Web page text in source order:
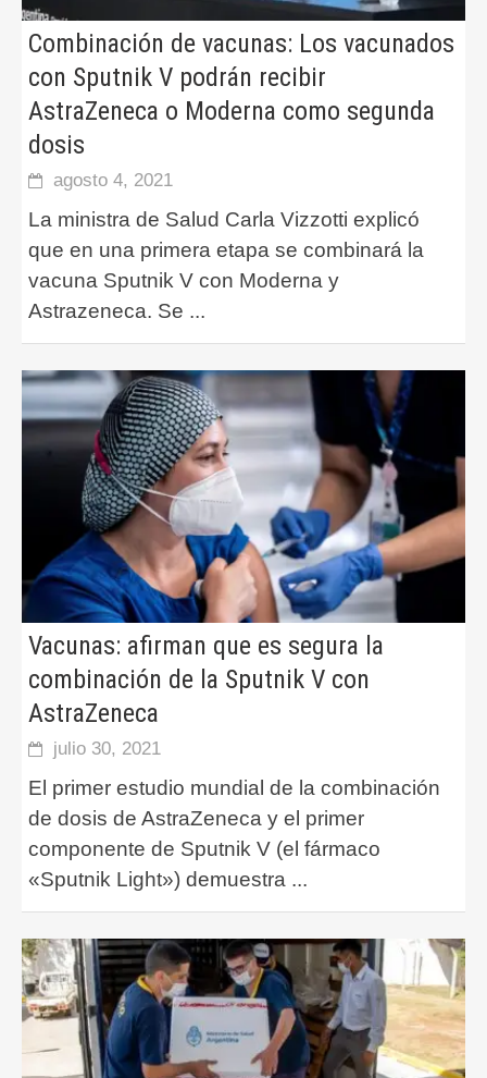
Combinación de vacunas: Los vacunados
con Sputnik V podrán recibir
AstraZeneca o Moderna como segunda
dosis
agosto 4, 2021
La ministra de Salud Carla Vizzotti explicó
que en una primera etapa se combinará la
vacuna Sputnik V con Moderna y
Astrazeneca. Se ...
Vacunas: afirman que es segura la
combinación de la Sputnik V con
AstraZeneca
julio 30, 2021
El primer estudio mundial de la combinación
de dosis de AstraZeneca y el primer
componente de Sputnik V (el fármaco
«Sputnik Light») demuestra ...